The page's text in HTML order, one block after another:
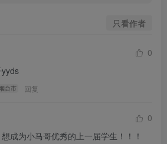
只看作者
0
台市 回复
0
想成为小马哥优秀的上一届学生！！！